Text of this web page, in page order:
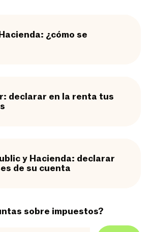
¿cómo se
declarar en la renta tus
y Hacienda: declarar
de su cuenta
sobre impuestos?